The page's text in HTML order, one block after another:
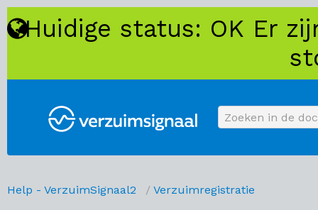
Huidige status: OK Er
Help - VerzuimSignaal2 / Verzuimregistratie